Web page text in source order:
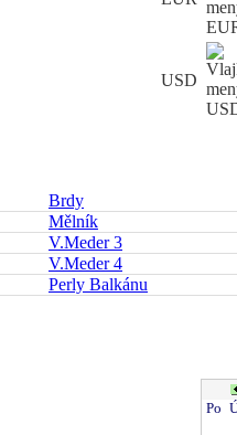
USD
Brdy
Mělník
V.Meder 3
V.Meder 4
Perly Balkánu
Po